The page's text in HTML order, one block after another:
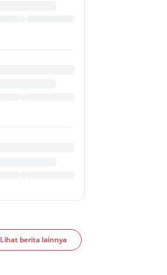
Lihat berita lainnya